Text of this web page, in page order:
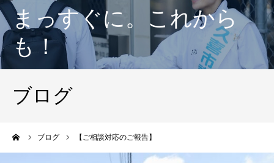
まっすぐに。これから
も！
ブログ
ブログ 【ご相談対応のご報告】